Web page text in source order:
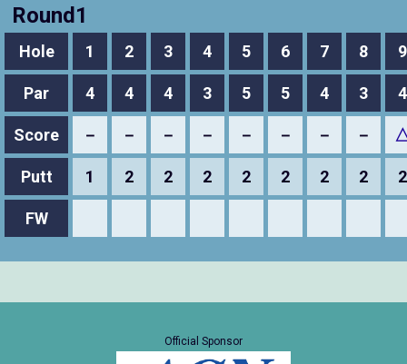
Round1
Hole 1 2 3 4 5 6 7 8 9
Par 4 4 4 3 5 5 4 3 4
Score － － － － － － － －
Putt 1 2 2 2 2 2 2 2 2
FW
Official Sponsor